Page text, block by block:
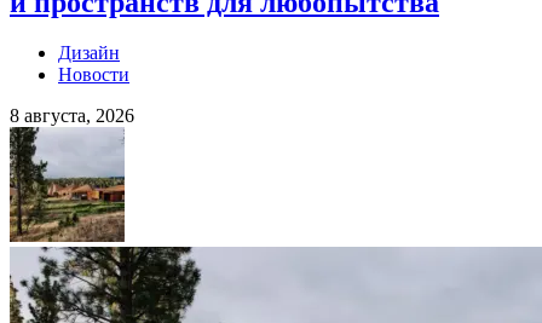
Дизайн
Новости
8 августа, 2026